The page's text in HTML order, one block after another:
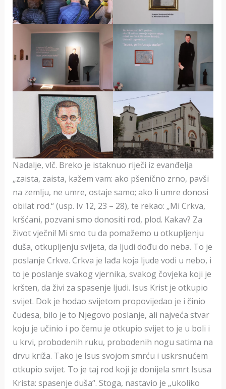
Nadalje, vlč. Breko je istaknuo riječi iz evanđelja
„zaista, zaista, kažem vam: ako pšenično zrno, pavši
na zemlju, ne umre, ostaje samo; ako li umre donosi
obilat rod.“ (usp. Iv 12, 23 – 28), te rekao: „Mi Crkva,
kršćani, pozvani smo donositi rod, plod. Kakav? Za
život vječni! Mi smo tu da pomažemo u otkupljenju
duša, otkupljenju svijeta, da ljudi dođu do neba. To je
poslanje Crkve. Crkva je lađa koja ljude vodi u nebo, i
to je poslanje svakog vjernika, svakog čovjeka koji je
kršten, da živi za spasenje ljudi. Isus Krist je otkupio
svijet. Dok je hodao svijetom propovijedao je i činio
čudesa, bilo je to Njegovo poslanje, ali najveća stvar
koju je učinio i po čemu je otkupio svijet to je u boli i
u krvi, probodenih ruku, probodenih nogu satima na
drvu križa. Tako je Isus svojom smrću i uskrsnućem
otkupio svijet. To je taj rod koji je donijela smrt Isusa
Krista: spasenje duša“. Stoga, nastavio je „ukoliko